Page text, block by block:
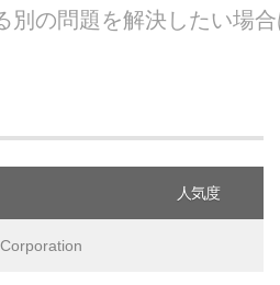
の問題を解決したい場
人気度